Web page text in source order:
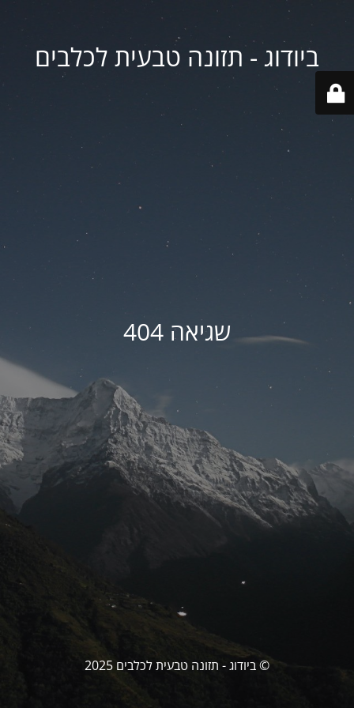
ביודוג - תזונה טבעית לכלבים
שגיאה 404
© ביודוג - תזונה טבעית לכלבים 2025